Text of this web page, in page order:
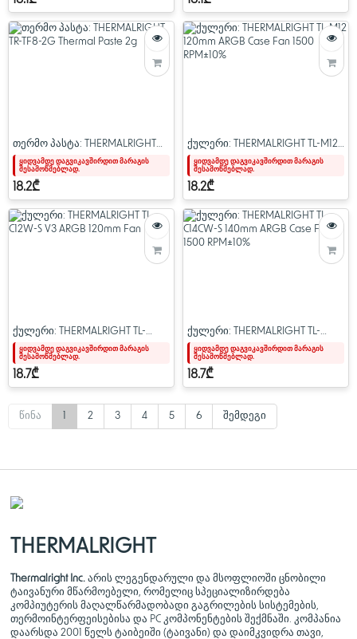
თერმო პასტა: THERMALRIGHT
TR-TF8-2G Thermal Paste 2g
ყიდვამდე დაგვიკავშირდით მარაგის
შესამოწმებლად.
18.2₾
ქულერი: THERMALRIGHT TL-M12
120mm ARGB Case Fan 1500
RPM±10%
ყიდვამდე დაგვიკავშირდით მარაგის
შესამოწმებლად.
18.2₾
ქულერი: THERMALRIGHT TL-
C12W-S V3 ARGB 120mm Fan
ყიდვამდე დაგვიკავშირდით მარაგის
შესამოწმებლად.
18.7₾
ქულერი: THERMALRIGHT TL-
C14CW-S 140mm ARGB Case Fan
1500 RPM±10%
ყიდვამდე დაგვიკავშირდით მარაგის
შესამოწმებლად.
18.7₾
წინა 2 3 4 5 6 შემდეგი
THERMALRIGHT
Thermalright Inc. არის ლეგენდარული და მსოფლიოში ცნობილი
ტაივანური მწარმოებელი, რომელიც სპეციალიზირდება
კომპიუტერის მაღალწარმადობადი გაგრილების სისტემების,
თერმოინტერფეისებისა და PC კომპონენტების შექმნაში. კომპანია
დაარსდა 2001 წელს ტაიბეიში (ტაივანი) და დაიმკვიდრა თავი,